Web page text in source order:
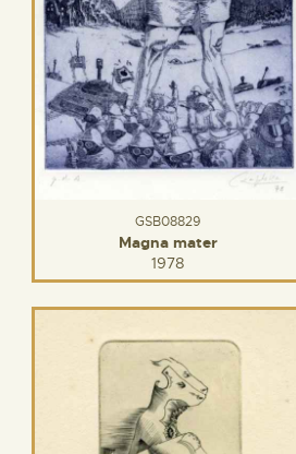
GSB08829
Magna mater
1978